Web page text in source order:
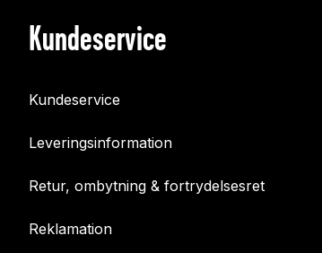
Kundeservice
Kundeservice
Leveringsinformation
Retur, ombytning & fortrydelsesret
Reklamation